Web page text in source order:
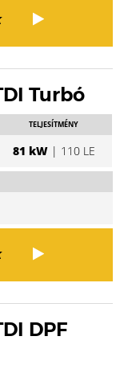
Turbó
TELJESÍTMÉNY
81 kW| 110 LE
DPF